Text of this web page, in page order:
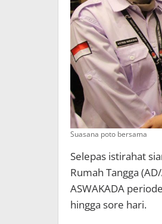
Suasana poto bersama
Selepas istirahat
Rumah Tangga
ASWAKADA
hingga sore hari.